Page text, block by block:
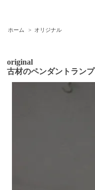
ホーム > オリジナル
original
古材のペンダントランプ